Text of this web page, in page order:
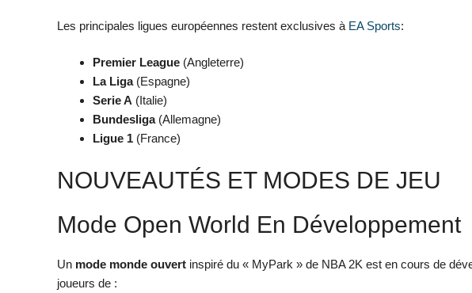
Les principales ligues européennes restent exclusives à EA Sports:
Premier League (Angleterre)
La Liga(Espagne)
Serie A (Italie)
Bundesliga(Allemagne)
Ligue 1 (France)
NOUVEAUTÉS ET MODES DE JEU
Mode Open World En Développement
Un mode monde ouvert inspiré du « MyPark » de NBA 2K est en cours de
joueurs de :